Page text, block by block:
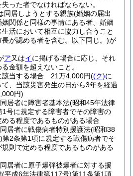
った者でなければならない。
同居しようとする親族(婚姻の届出
関係と同様の事情にある者、婚姻
活において相互に協力し合うこと
が認める者を含む。以下同じ。)が
ア又はイに掲げる場合に応じ、それ
金額を超えないこと。
該当する場合 21万4,000円((ク)に
、当該災害発生の日から3年を経過
円)
居者に障害者基本法(昭和45年法律
1号に規定する障害者でその障害の
る程度であるものがある場合
居者に戦傷病者特別援護法(昭和38
第2条第1項に規定する戦傷病者でそ
則で定める程度であるものがある
居者に原子爆弾被爆者に対する援
(平成6年法律第117号)第11条第1項